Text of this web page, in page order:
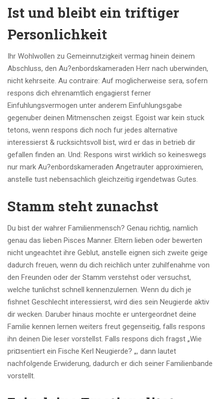
Ist und bleibt ein triftiger
Personlichkeit
Ihr Wohlwollen zu Gemeinnutzigkeit vermag hinein deinem
Abschluss, den Au?enbordskameraden Herr nach uberwinden,
nicht kehrseite. Au contraire: Auf moglicherweise sera, sofern
respons dich ehrenamtlich engagierst ferner
Einfuhlungsvermogen unter anderem Einfuhlungsgabe
gegenuber deinen Mitmenschen zeigst. Egoist war kein stuck
tetons, wenn respons dich noch fur jedes alternative
interessierst & rucksichtsvoll bist, wird er das in betrieb dir
gefallen finden an. Und: Respons wirst wirklich so keineswegs
nur mark Au?enbordskameraden Angetrauter approximieren,
anstelle tust nebensachlich gleichzeitig irgendetwas Gutes.
Stamm steht zunachst
Du bist der wahrer Familienmensch? Genau richtig, namlich
genau das lieben Pisces Manner. Eltern lieben oder bewerten
nicht ungeachtet ihre Geblut, anstelle eignen sich zweite geige
dadurch freuen, wenn du dich reichlich unter zuhilfenahme von
den Freunden oder der Stamm verstehst oder versuchst,
welche tunlichst schnell kennenzulernen. Wenn du dich je
fishnet Geschlecht interessierst, wird dies sein Neugierde aktiv
dir wecken. Daruber hinaus mochte er untergeordnet deine
Familie kennen lernen weiters freut gegenseitig, falls respons
ihn deinen Die leser vorstellst. Falls respons dich fragst „Wie
pri¤sentiert ein Fische Kerl Neugierde? „, dann lautet
nachfolgende Erwiderung, dadurch er dich seiner Familienbande
vorstellt.